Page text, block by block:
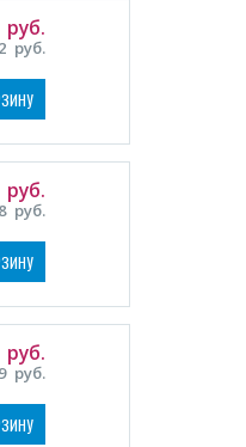
руб.
руб.
руб.
руб.
руб.
руб.